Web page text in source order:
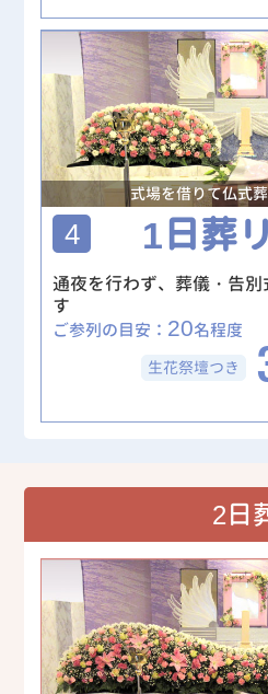
式場を借りて仏式
4 1日葬
通夜を行わず、葬儀・告
す
ご参列の目安： 20名程度
生花祭壇つき
2日